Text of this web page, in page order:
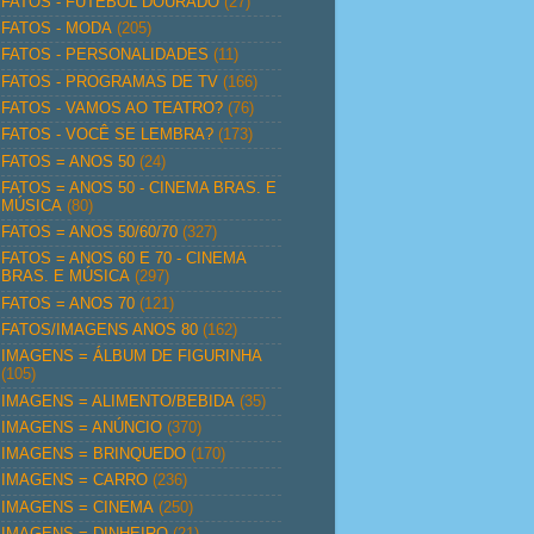
FATOS - MODA (205)
FATOS - PERSONALIDADES (11)
FATOS - PROGRAMAS DE TV (166)
FATOS - VAMOS AO TEATRO? (76)
FATOS - VOCÊ SE LEMBRA? (173)
FATOS = ANOS 50 (24)
FATOS = ANOS 50 - CINEMA BRAS. E
MÚSICA (80)
FATOS = ANOS 50/60/70 (327)
FATOS = ANOS 60 E 70 - CINEMA
BRAS. E MÚSICA (297)
FATOS = ANOS 70 (121)
FATOS/IMAGENS ANOS 80 (162)
IMAGENS = ÁLBUM DE FIGURINHA
(105)
IMAGENS = ALIMENTO/BEBIDA (35)
IMAGENS = ANÚNCIO (370)
IMAGENS = BRINQUEDO (170)
IMAGENS = CARRO (236)
IMAGENS = CINEMA (250)